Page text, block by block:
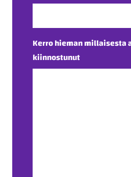
Kerro hieman millaisesta
kiinnostunut